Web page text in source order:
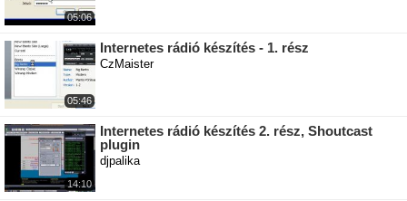
05:06
05:46
Internetes rádió készítés - 1. rész
CzMaister
14:10
Internetes rádió készítés 2. rész, Shoutcast
plugin
djpalika